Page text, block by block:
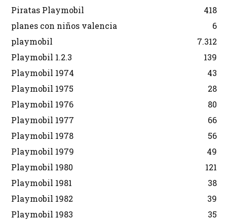
Piratas Playmobil
418
planes con niños valencia
6
playmobil
7.312
Playmobil 1.2.3
139
Playmobil 1974
43
Playmobil 1975
28
Playmobil 1976
80
Playmobil 1977
66
Playmobil 1978
56
Playmobil 1979
49
Playmobil 1980
121
Playmobil 1981
38
Playmobil 1982
39
Playmobil 1983
35